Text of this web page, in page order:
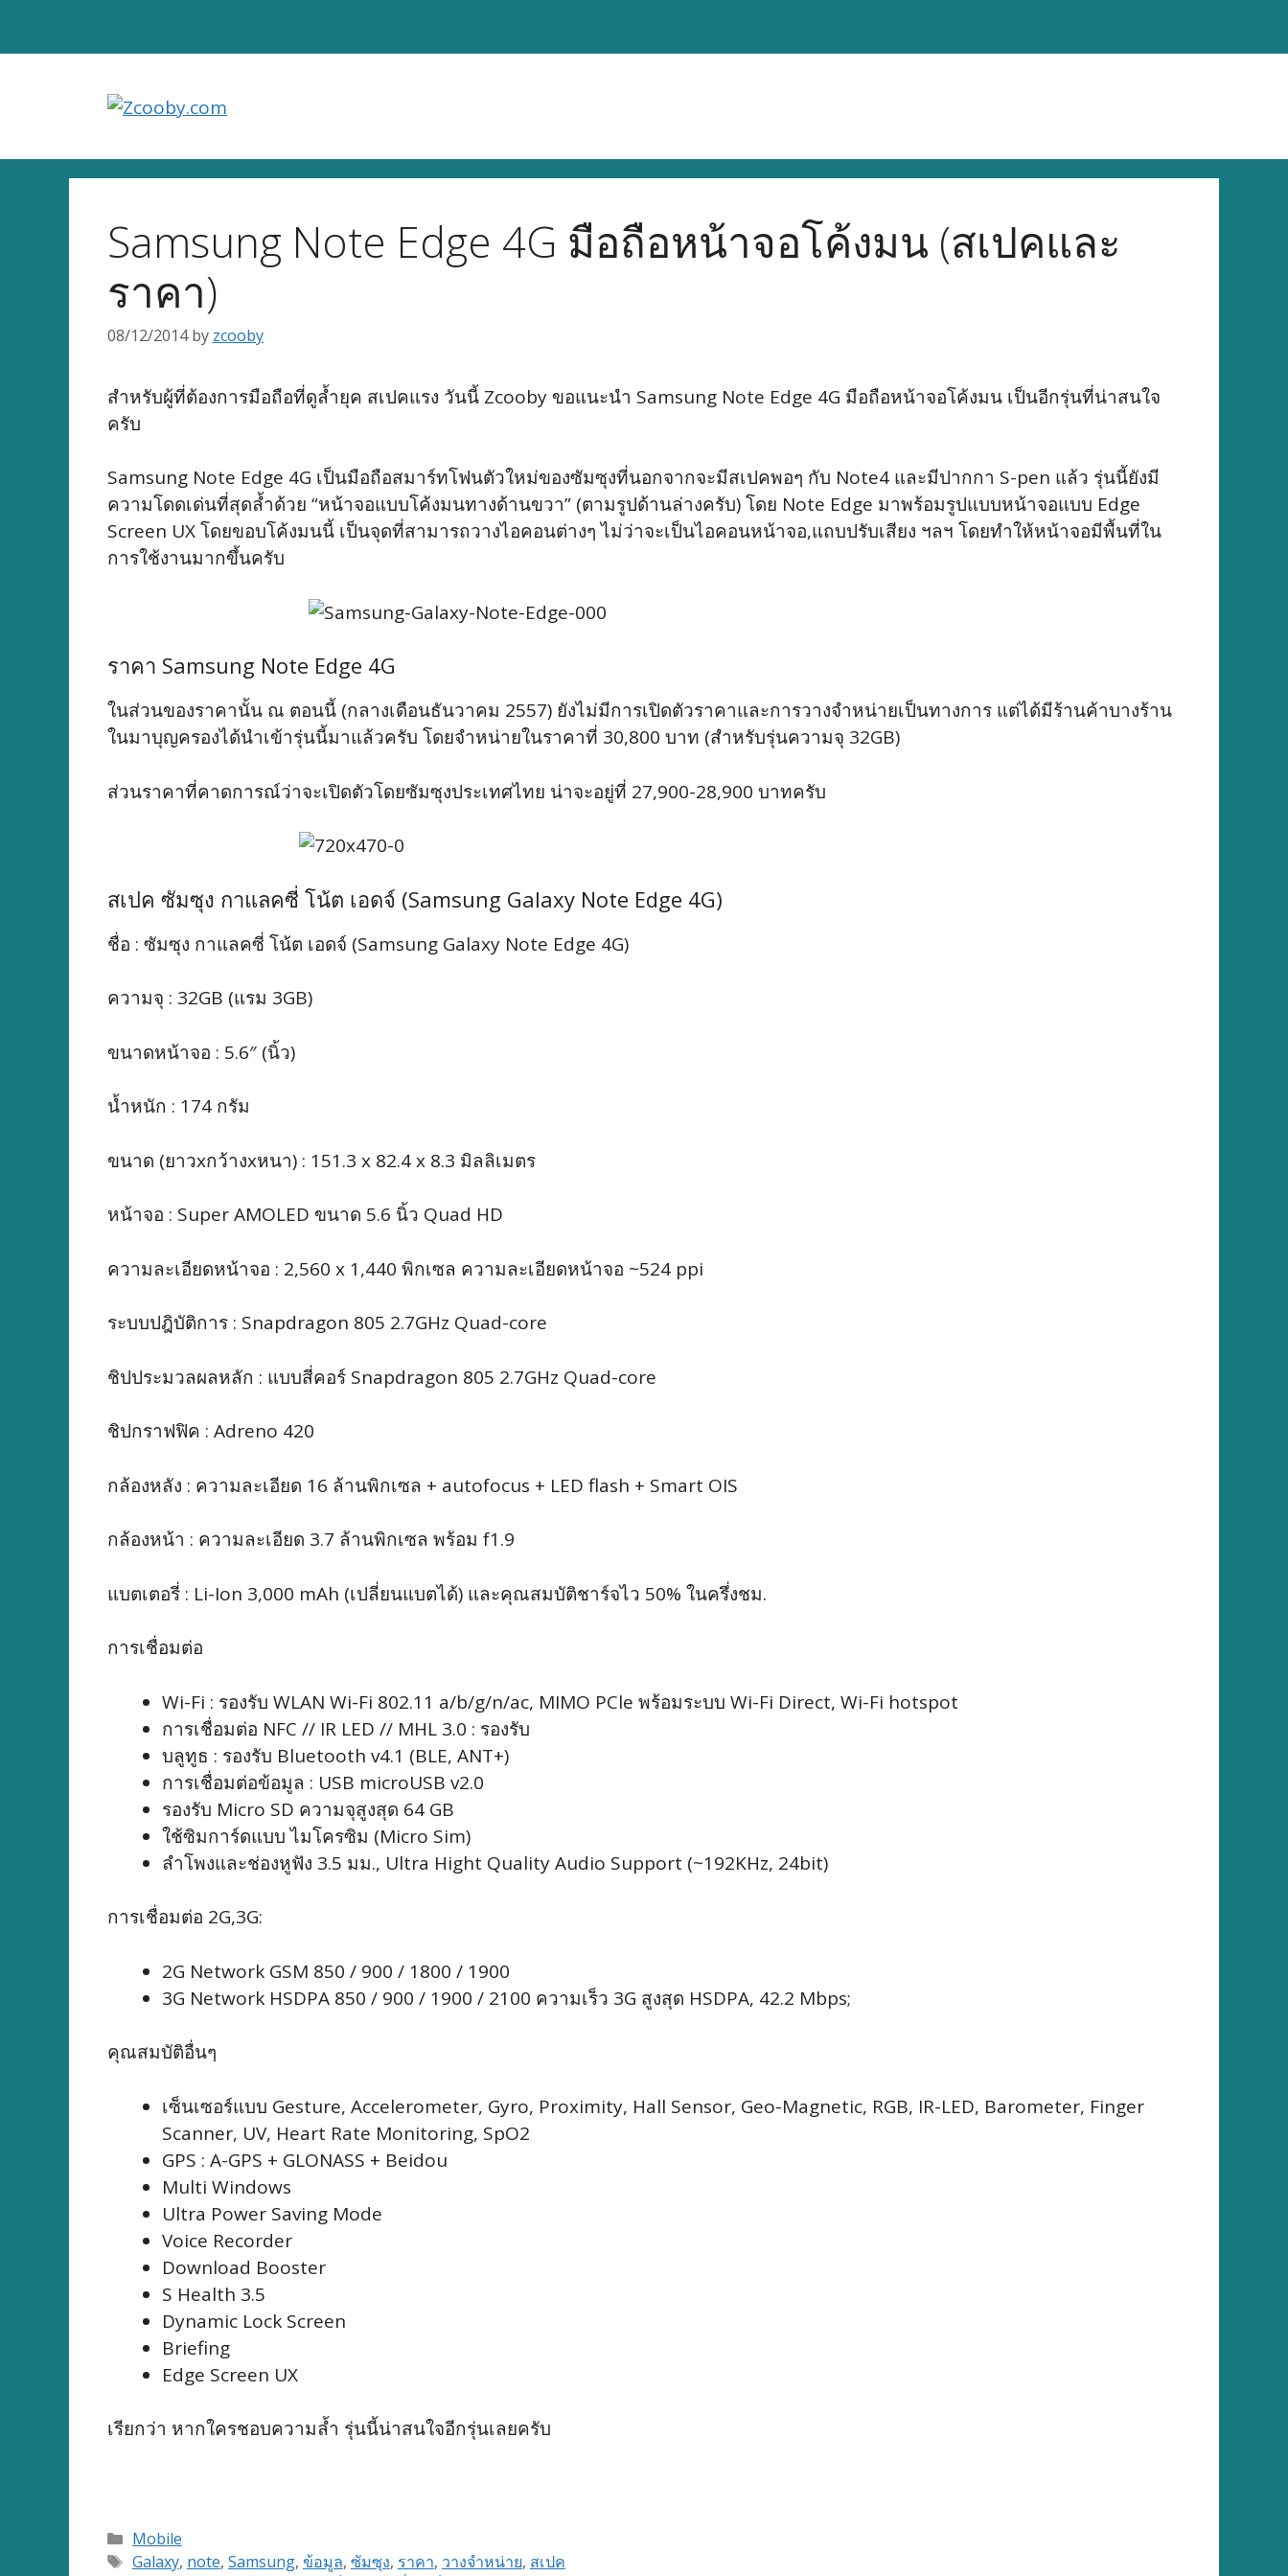
Samsung Note Edge 4G มือถือหน้าจอโค้งมน (สเปคและ
ราคา)
08/12/2014 by zcooby
สำหรับผู้ที่ต้องการมือถือที่ดูล้ำยุค สเปคแรง วันนี้ Zcooby ขอแนะนำ Samsung Note Edge 4G มือถือหน้าจอโค้งมน เป็นอีกรุ่นที่น่าสนใจ
ครับ
Samsung Note Edge 4G เป็นมือถือสมาร์ทโฟนตัวใหม่ของซัมซุงที่นอกจากจะมีสเปคพอๆ กับ Note4 และมีปากกา S-pen แล้ว รุ่นนี้ยังมี
ความโดดเด่นที่สุดล้ำด้วย “หน้าจอแบบโค้งมนทางด้านขวา” (ตามรูปด้านล่างครับ) โดย Note Edge มาพร้อมรูปแบบหน้าจอแบบ Edge
Screen UX โดยขอบโค้งมนนี้ เป็นจุดที่สามารถวางไอคอนต่างๆ ไม่ว่าจะเป็นไอคอนหน้าจอ,แถบปรับเสียง ฯลฯ โดยทำให้หน้าจอมีพื้นที่ใน
การใช้งานมากขึ้นครับ
ราคา Samsung Note Edge 4G
ในส่วนของราคานั้น ณ ตอนนี้ (กลางเดือนธันวาคม 2557) ยังไม่มีการเปิดตัวราคาและการวางจำหน่ายเป็นทางการ แต่ได้มีร้านค้าบางร้าน
ในมาบุญครองได้นำเข้ารุ่นนี้มาแล้วครับ โดยจำหน่ายในราคาที่ 30,800 บาท (สำหรับรุ่นความจุ 32GB)
ส่วนราคาที่คาดการณ์ว่าจะเปิดตัวโดยซัมซุงประเทศไทย น่าจะอยู่ที่ 27,900-28,900 บาทครับ
สเปค ซัมซุง กาแลคซี่ โน้ต เอดจ์ (Samsung Galaxy Note Edge 4G)
ชื่อ : ซัมซุง กาแลคซี่ โน้ต เอดจ์ (Samsung Galaxy Note Edge 4G)
ความจุ : 32GB (แรม 3GB)
ขนาดหน้าจอ : 5.6″ (นิ้ว)
น้ำหนัก : 174 กรัม
ขนาด (ยาวxกว้างxหนา) : 151.3 x 82.4 x 8.3 มิลลิเมตร
หน้าจอ : Super AMOLED ขนาด 5.6 นิ้ว Quad HD
ความละเอียดหน้าจอ : 2,560 x 1,440 พิกเซล ความละเอียดหน้าจอ ~524 ppi
ระบบปฎิบัติการ : Snapdragon 805 2.7GHz Quad-core
ชิปประมวลผลหลัก : แบบสี่คอร์ Snapdragon 805 2.7GHz Quad-core
ชิปกราฟฟิค : Adreno 420
กล้องหลัง : ความละเอียด 16 ล้านพิกเซล + autofocus + LED flash + Smart OIS
กล้องหน้า : ความละเอียด 3.7 ล้านพิกเซล พร้อม f1.9
แบตเตอรี่ : Li-Ion 3,000 mAh (เปลี่ยนแบตได้) และคุณสมบัติชาร์จไว 50% ในครึ่งชม.
การเชื่อมต่อ
Wi-Fi : รองรับ WLAN Wi-Fi 802.11 a/b/g/n/ac, MIMO PCle พร้อมระบบ Wi-Fi Direct, Wi-Fi hotspot
การเชื่อมต่อ NFC // IR LED // MHL 3.0 : รองรับ
บลูทูธ : รองรับ Bluetooth v4.1 (BLE, ANT+)
การเชื่อมต่อข้อมูล : USB microUSB v2.0
รองรับ Micro SD ความจุสูงสุด 64 GB
ใช้ซิมการ์ดแบบ ไมโครซิม (Micro Sim)
ลำโพงและช่องหูฟัง 3.5 มม., Ultra Hight Quality Audio Support (~192KHz, 24bit)
การเชื่อมต่อ 2G,3G:
2G Network GSM 850 / 900 / 1800 / 1900
3G Network HSDPA 850 / 900 / 1900 / 2100 ความเร็ว 3G สูงสุด HSDPA, 42.2 Mbps;
คุณสมบัติอื่นๆ
เซ็นเซอร์แบบ Gesture, Accelerometer, Gyro, Proximity, Hall Sensor, Geo-Magnetic, RGB, IR-LED, Barometer, Finger
Scanner, UV, Heart Rate Monitoring, SpO2
GPS : A-GPS + GLONASS + Beidou
Multi Windows
Ultra Power Saving Mode
Voice Recorder
Download Booster
S Health 3.5
Dynamic Lock Screen
Briefing
Edge Screen UX
เรียกว่า หากใครชอบความล้ำ รุ่นนี้น่าสนใจอีกรุ่นเลยครับ
Categories
Mobile
Tags
Galaxy, note, Samsung, ข้อมูล, ซัมซุง, ราคา, วางจำหน่าย, สเปค